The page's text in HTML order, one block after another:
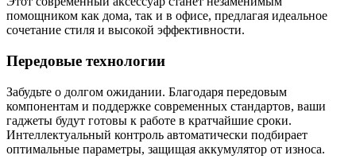
помощником как дома, так и в офисе, предлагая идеальное
сочетание стиля и высокой эффективности.
Передовые технологии
Забудьте о долгом ожидании. Благодаря передовым
компонентам и поддержке современных стандартов, ваши
гаджеты будут готовы к работе в кратчайшие сроки.
Интеллектуальный контроль автоматически подбирает
оптимальные параметры, защищая аккумулятор от износа.